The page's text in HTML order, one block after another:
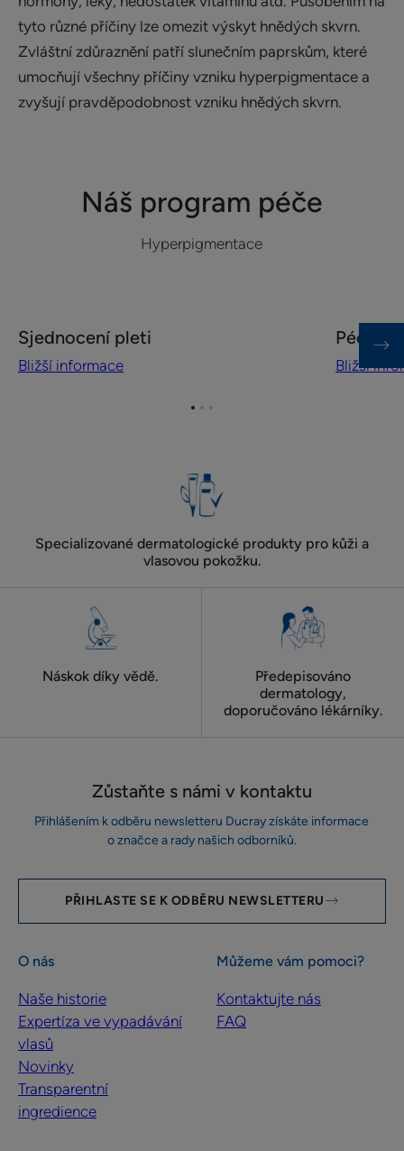
tyto různé příčiny lze omezit výskyt hnědých skvrn.
Zvláštní zdůraznění patří slunečním paprskům, které
umocňují všechny příčiny vzniku hyperpigmentace a
zvyšují pravděpodobnost vzniku hnědých skvrn.
Náš program péče
Hyperpigmentace
informace
Sjednocení
Sjednocení pleti
Bližší informace
Bližší
informace
Péče
Péče o
Bližší
Přejít
Přejít
Přejít
Specializované dermatologické produkty pro kůži a
vlasovou pokožku.
Náskok díky vědě.
Předepisováno
dermatology,
doporučováno lékárníky.
Zůstaňte s námi v kontaktu
Přihlášením k odběru newsletteru Ducray získáte informace
o značce a rady našich odborníků.
PŘIHLASTE SE K ODBĚRU NEWSLETTERU
O nás
Naše historie
Expertíza ve vypadávání
vlasů
Novinky
Transparentní
ingredience
Můžeme vám pomoci?
Kontaktujte nás
FAQ